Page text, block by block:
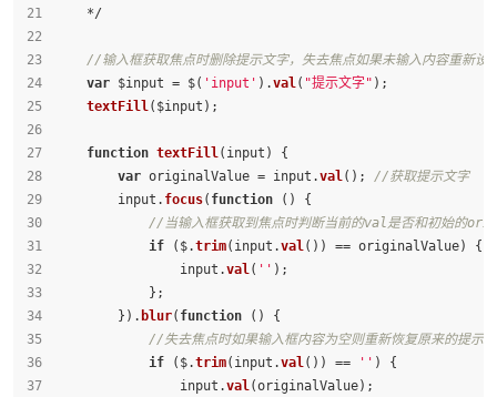
    */
//输入框获取焦点时删除提示文字，失去焦点如果未输入内容重新设
var $input = $( 'input' ).val( "提示文字" );
textFill($input);
function textFill( input ) {
var originalValue = input.val(); //获取提示文字
        input.
focus( function ( ) {
//当输入框获取到焦点时判断当前的val是否和初始的
if ($.trim(input.val()) == originalValue) {
                input.
val( '' );
            };
        }).
blur( function ( ) {
//失去焦点时如果输入框内容为空则重新恢复原来的提示
if ($.trim(input.val()) == '' ) {
                input.
val(originalValue);